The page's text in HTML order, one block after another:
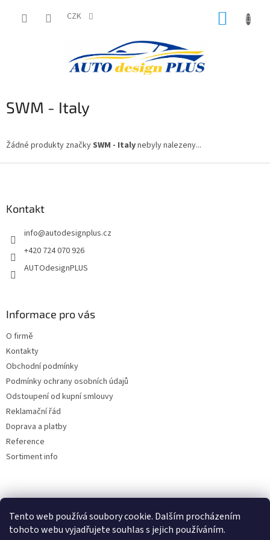
Tento web používá soubory cookie. Dalším procházením
tohoto webu vyjadřujete souhlas s jejich používáním.
CZK
SWM - Italy
Žádné produkty značkySWM - Italynebyly nalezeny...
Kontakt
info@autodesignplus.cz
+420 724 070 926
AUTOdesignPLUS
Informace pro vás
O firmě
Kontakty
Obchodní podmínky
Podmínky ochrany osobních údajů
Odstoupení od kupní smlouvy
Reklamační řád
Doprava a platby
Reference
Sortiment info
Reklamační řád